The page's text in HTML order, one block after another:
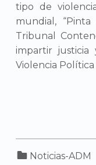
tipo de
mundial,
Tribunal
impartir justicia
Violencia
Noticias-ADM